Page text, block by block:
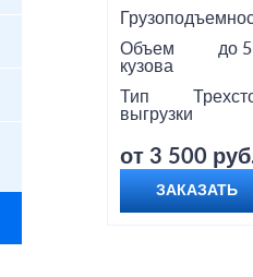
Объем
кузова
до
Тип
выгрузки
от 3 500
ЗАКАЗАТЬ